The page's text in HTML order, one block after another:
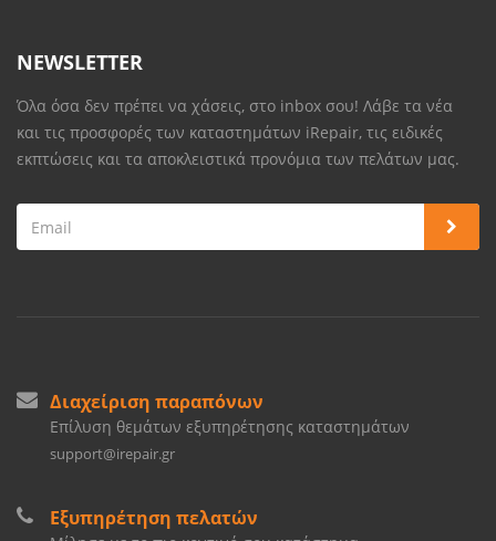
NEWSLETTER
Όλα όσα δεν πρέπει να χάσεις, στο inbox σου! Λάβε τα νέα
και τις προσφορές των καταστημάτων iRepair, τις ειδικές
εκπτώσεις και τα αποκλειστικά προνόμια των πελάτων μας.
Διαχείριση παραπόνων
Επίλυση θεμάτων εξυπηρέτησης καταστημάτων
support@irepair.gr
Εξυπηρέτηση πελατών